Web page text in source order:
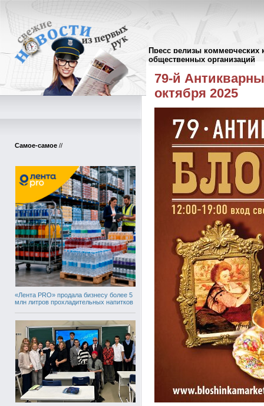
Пресс релизы коммерческих
общественных организаций
Самое-самое //
«Лента PRO» продала бизнесу более 5
млн литров прохладительных напитков
Пресс-релизы//
79-й
октября 2025